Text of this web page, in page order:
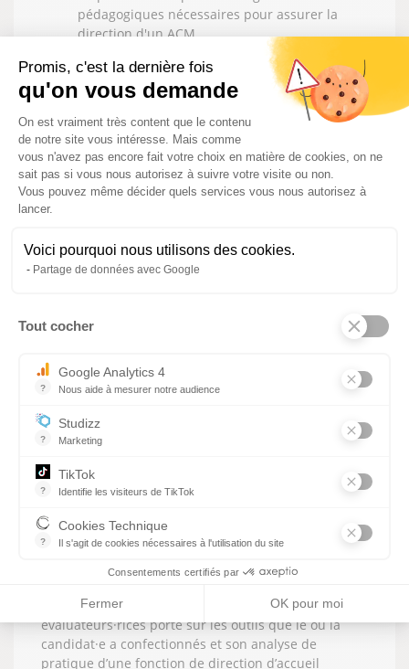
Promis, c'est la dernière fois
qu'on vous demande
Plateforme de Gestion du
On est vraiment très content que le contenu
de notre site vous intéresse. Mais comme
vous n'avez pas encore fait votre choix en matière de cookies, on ne
sait pas si vous nous autorisez à suivre votre visite ou non.
Vous pouvez même décider quels services vous nous autorisez à
lancer.
Voici pourquoi nous utilisons des cookies.
Partage de données avec Google
Tout cocher
?
Google Analytics 4
Nous aide à mesurer notre audience
?
Studizz
Marketing
?
TikTok
Identifie les visiteurs de TikTok
?
Cookies Technique
Il s'agit de cookies nécessaires à l'utilisation du site
Consentements certifiés par
Fermer OK pour moi
pédagogiques nécessaires pour assurer la
direction d'un ACM
Savoir concevoir, organiser et évaluer un projet
pédagogique
Maîtriser les aspects législatifs, administratifs
et managériaux lié à la fonction de direction
MODALITÉS D'EVALUATION DES
ACQUIS :
Certificat de réussite délivré par la DRAJES
DIPLÔME ?
Le ou la candidat·e doit exercer des fonctions de
direction pendant au moins 18 jours, consécutifs ou
déclaré.
Délégation Régionale Académique à la Jeunesse, à
l’Engagement et aux Sports (DRAJES) , un document
sa capacité à diriger un accueil collectif de mineurs.
Ce document écrit constitue le support d’un
entretien de 30 minutes maximum comprenant 10
candidat·e. L’entretien avec les deux
évaluateurs·rices porte sur les outils que le ou la
candidat·e a confectionnés et son analyse de
pratique d’une fonction de direction d’accueil